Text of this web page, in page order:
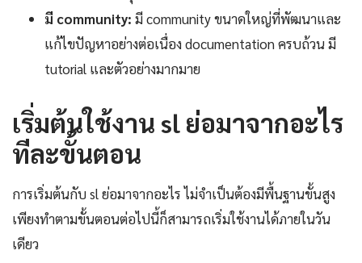
มี community: มี community ขนาดใหญ่ที่พัฒนาและ
แก้ไขปัญหาอย่างต่อเนื่อง documentation ครบถ้วน มี
tutorial และตัวอย่างมากมาย
เริ่มต้นใช้งาน sl ย่อมาจากอะไร
ทีละขั้นตอน
การเริ่มต้นกับ sl ย่อมาจากอะไร ไม่จำเป็นต้องมีพื้นฐานขั้นสูง
เพียงทำตามขั้นตอนต่อไปนี้ก็สามารถเริ่มใช้งานได้ภายในวัน
เดียว